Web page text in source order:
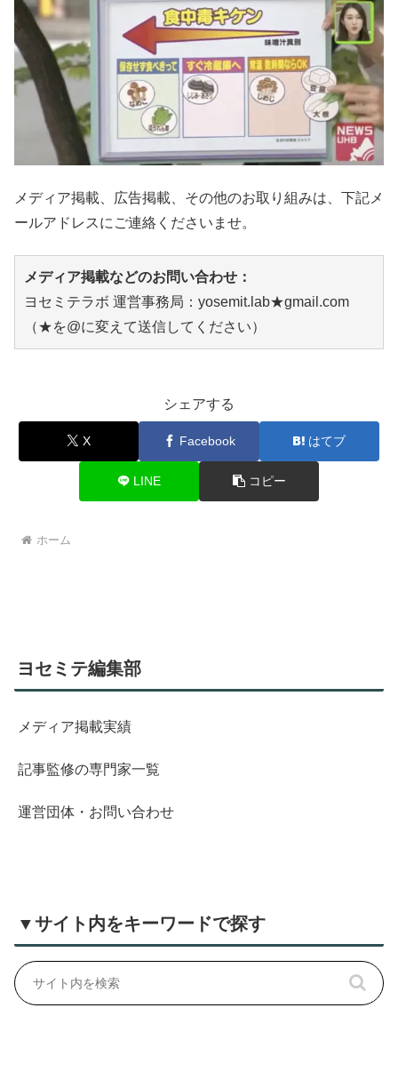
メディア掲載、広告掲載、その他のお取り組みは、下記メ
ールアドレスにご連絡くださいませ。
メディア掲載などのお問い合わせ：
ヨセミテラボ 運営事務局：yosemit.lab★gmail.com
（★を@に変えて送信してください）
シェアする
X Facebook はてブ
LINE コピー
ホーム
ヨセミテ編集部
メディア掲載実績
記事監修の専門家一覧
運営団体・お問い合わせ
▼サイト内をキーワードで探す